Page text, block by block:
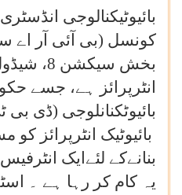
بائیوٹیکنالوجی
کونسل (بی آئی آر اے
بخش
انٹرپرائز ہے، جسے
بائیوٹکنانلوجی (ڈی بی
بائیوٹیک انٹرپرائز کو
بنانےکے لئےایک
یہ کام کر رہا ہے ۔